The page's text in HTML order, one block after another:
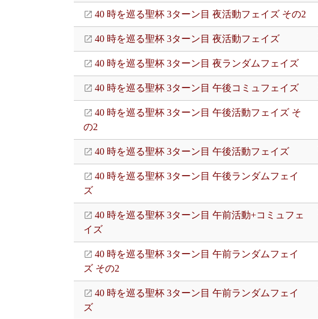
40 時を巡る聖杯 3ターン目 夜活動フェイズ その2
40 時を巡る聖杯 3ターン目 夜活動フェイズ
40 時を巡る聖杯 3ターン目 夜ランダムフェイズ
40 時を巡る聖杯 3ターン目 午後コミュフェイズ
40 時を巡る聖杯 3ターン目 午後活動フェイズ そ
の2
40 時を巡る聖杯 3ターン目 午後活動フェイズ
40 時を巡る聖杯 3ターン目 午後ランダムフェイ
ズ
40 時を巡る聖杯 3ターン目 午前活動+コミュフェ
イズ
40 時を巡る聖杯 3ターン目 午前ランダムフェイ
ズ その2
40 時を巡る聖杯 3ターン目 午前ランダムフェイ
ズ